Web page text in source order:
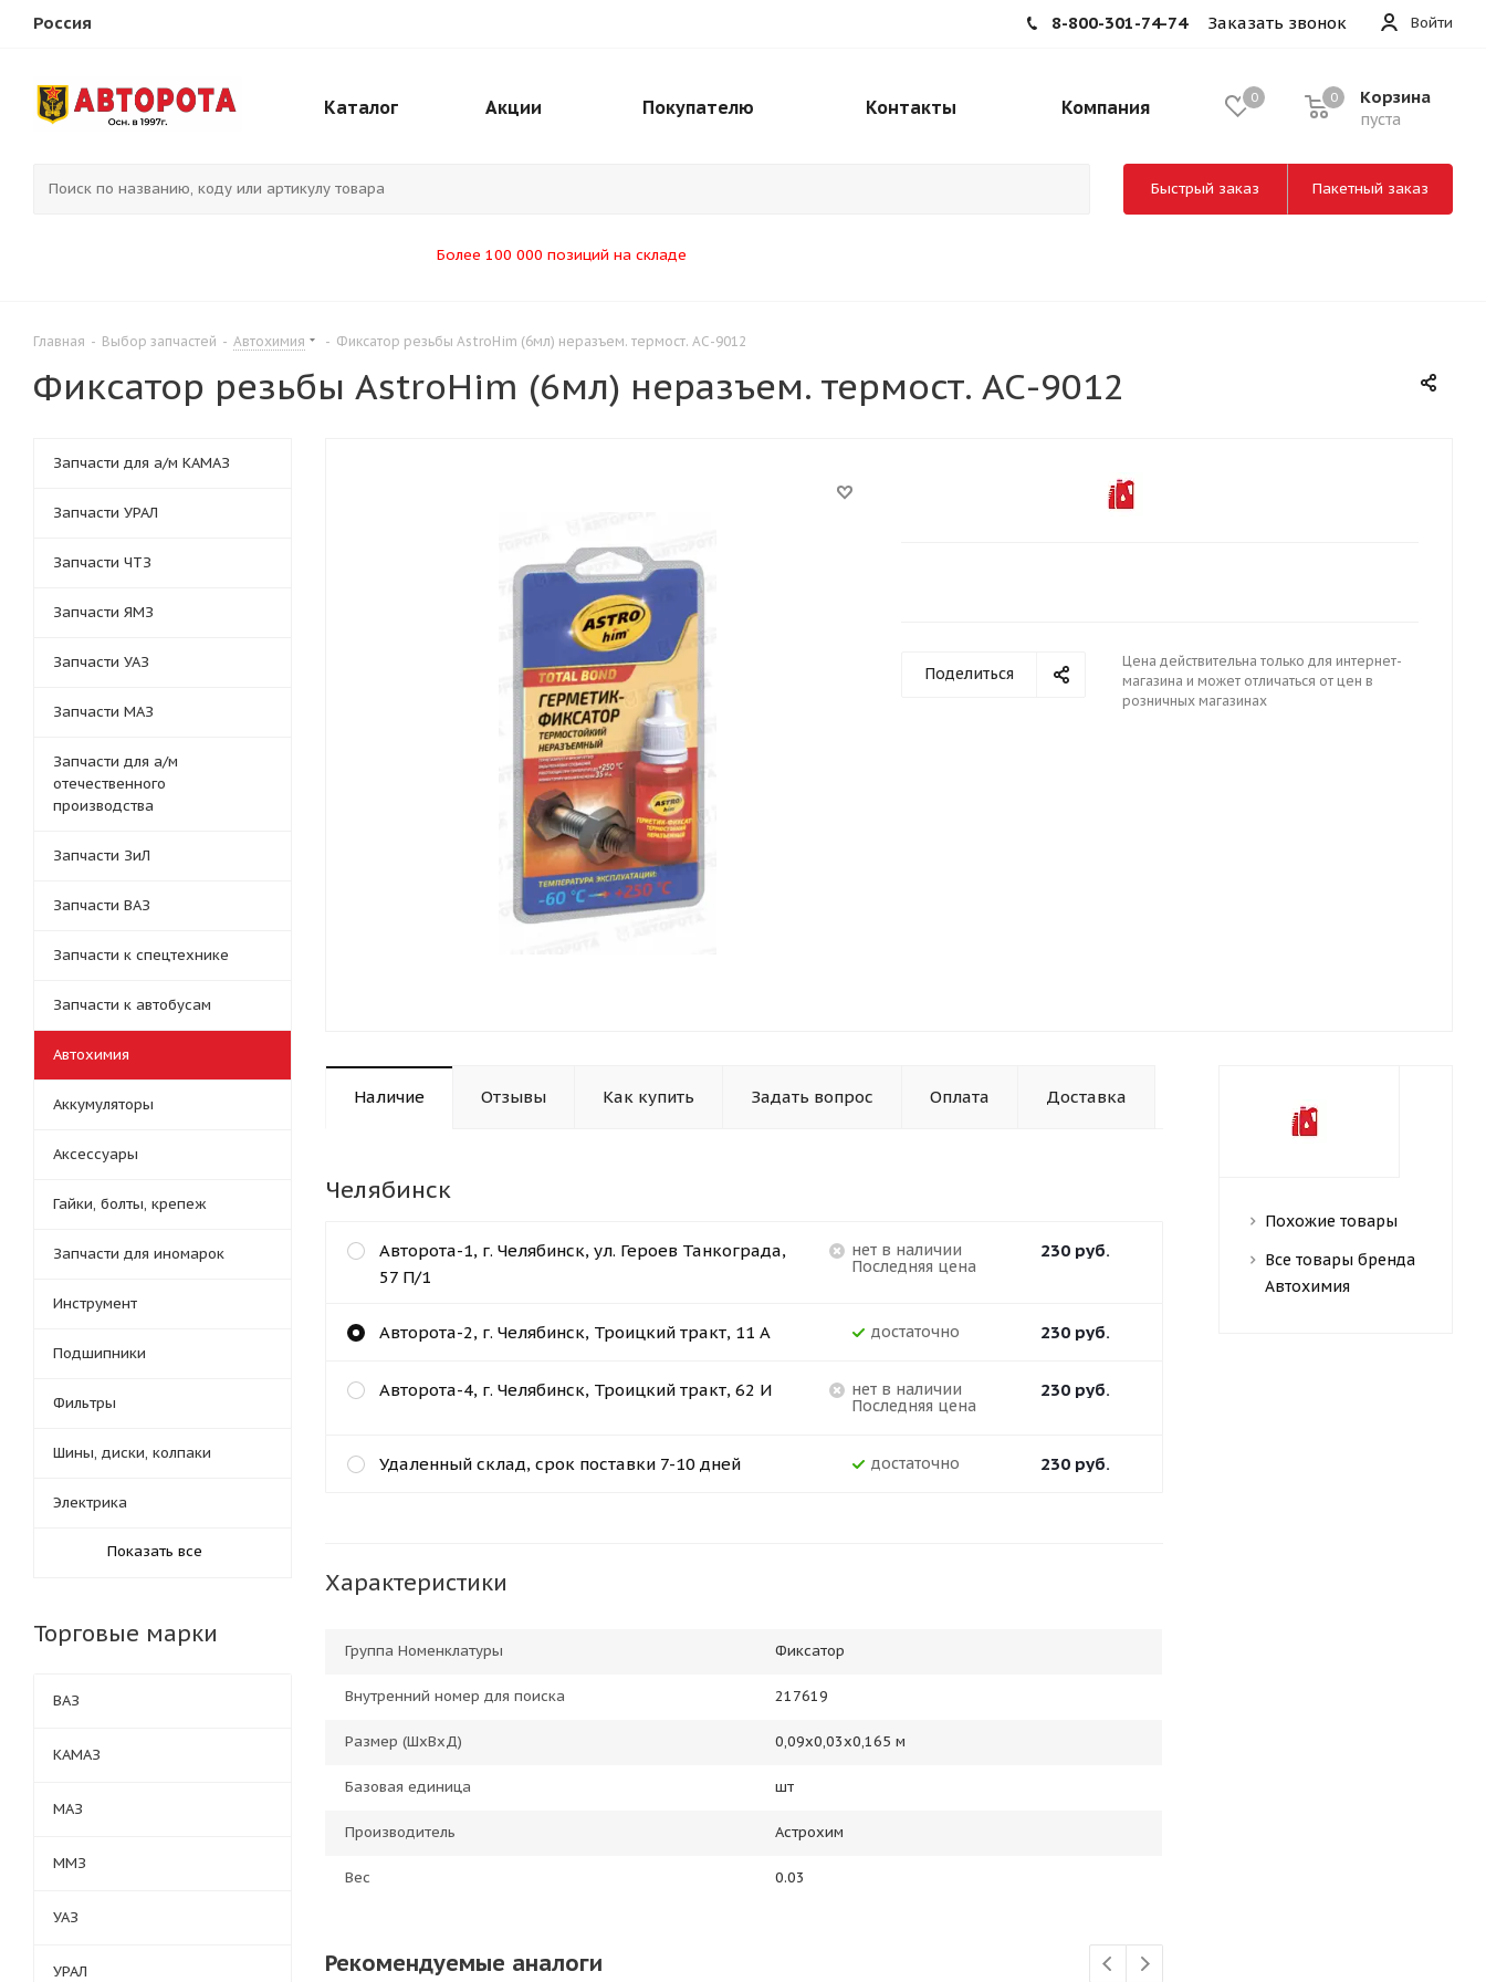
Россия Войти
8-800-301-74-74 Заказать звонок
0 Корзина
пуста
0
Каталог Акции Покупателю Контакты Компания
Более 100 000 позиций на складе
Быстрый заказ Пакетный заказ
Главная - Выбор запчастей - Автохимия - Фиксатор резьбы AstroHim (6мл) неразъем. термост. АС-9012
Фиксатор резьбы AstroHim (6мл) неразъем. термост. АС-9012
Поделиться
Цена действительна только для интернет-
магазина и может отличаться от цен в
розничных магазинах
Наличие Отзывы Как купить Задать вопрос Оплата Доставка
Челябинск
Нет в наличии
Последняя цена
230руб.
Авторота-1, г. Челябинск, ул. Героев Танкограда,
57 П/1
Достаточно 230руб.
Авторота-2, г. Челябинск, Троицкий тракт, 11 А
Нет в наличии
Последняя цена
230руб.
Авторота-4, г. Челябинск, Троицкий тракт, 62 И
Достаточно 230руб.
Удаленный склад, срок поставки 7-10 дней
Характеристики
Группа Номенклатуры Фиксатор
Внутренний номер для поиска 217619
Размер (ШхВхД) 0,09х0,03х0,165 м
Базовая единица шт
Производитель Астрохим
Вес 0.03
Рекомендуемые аналоги
Похожие товары
Все товары бренда
Автохимия
Запчасти для а/м КАМАЗ
Запчасти УРАЛ
Запчасти ЧТЗ
Запчасти ЯМЗ
Запчасти УАЗ
Запчасти МАЗ
Запчасти для а/м
отечественного
производства
Запчасти ЗиЛ
Запчасти ВАЗ
Запчасти к спецтехнике
Запчасти к автобусам
Автохимия
Аккумуляторы
Аксессуары
Гайки, болты, крепеж
Запчасти для иномарок
Инструмент
Подшипники
Фильтры
Шины, диски, колпаки
Электрика
Показать все
Торговые марки
ВАЗ
КАМАЗ
МАЗ
ММЗ
УАЗ
УРАЛ